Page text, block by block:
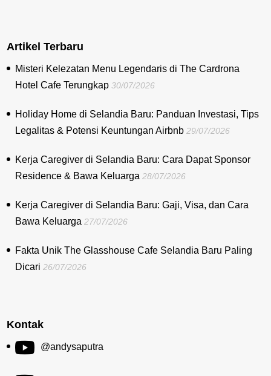
Artikel Terbaru
Misteri Kelezatan Menu Legendaris di The Cardrona
Hotel Cafe Terungkap 30/07/2026
Holiday Home di Selandia Baru: Panduan Investasi, Tips
Legalitas & Potensi Keuntungan Airbnb 29/07/2026
Kerja Caregiver di Selandia Baru: Cara Dapat Sponsor
Residence & Bawa Keluarga 28/07/2026
Kerja Caregiver di Selandia Baru: Gaji, Visa, dan Cara
Bawa Keluarga 27/07/2026
Fakta Unik The Glasshouse Cafe Selandia Baru Paling
Dicari 26/07/2026
Kontak
@andysaputra